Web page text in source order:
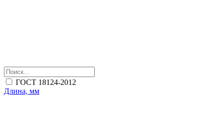
ГОСТ 18124-2012
Длина, мм